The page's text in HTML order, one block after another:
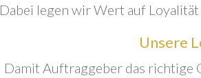
Dabei legen wir Wert auf
Unsere
Damit Auftraggeber das richtige